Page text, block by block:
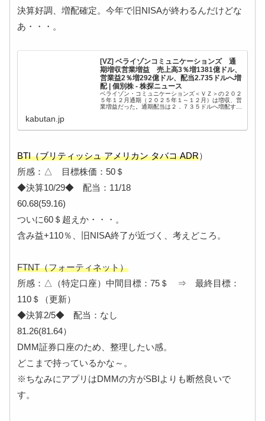
決算好調、増配確定。今年で旧NISAが終わるんだけどな
あ・・・。
[VZ] ベライゾンコミュニケーションズ 通
期増収営業増益 売上高3％増1381億ドル、
営業益2％増292億ドル、配当2.735ドルへ増
配 | 個別株 - 株探ニュース
ベライゾン・コミュニケーションズ＜ＶＺ＞の２０２
５年１２月通期（２０２５年１～１２月）は増収、営
業増益だった。通期配当は２．７３５ドルへ増配す
kabutan.jp
BTI（ブリティッシュ アメリカン タバコ ADR）
所感：△ 目標株価：50＄
◆決算10/29◆ 配当：11/18
60.68(59.16)
ついに60＄超えか・・・。
含み益+110％、旧NISA終了が近づく、考えどころ。
FTNT（フォーティネット）
所感：△（特定口座）中間目標：75＄ ⇒ 最終目標：
110＄（更新）
◆決算2/5◆ 配当：なし
81.26(81.64）
DMM証券口座のため、整理したい感。
どこまで持っているかな～。
※ちなみにアプリはDMMの方がSBIよりも断然良いで
す。